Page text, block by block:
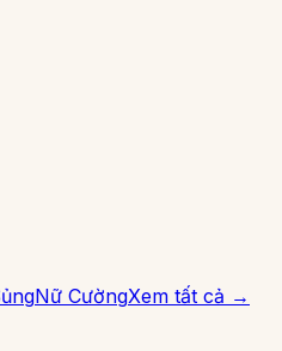
Nữ CườngXem tất cả →